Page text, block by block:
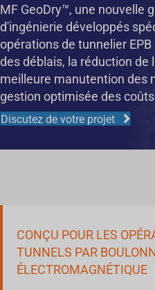
MF GeoDry™, une nouvelle
d'ingénierie développés
opérations de tunnelier
des déblais, la réduction de
meilleure manutention des
gestion optimisée des
Discutez de votre projet
CONÇU POUR LES
TUNNELS PAR
ÉLECTROMAGNÉTIQUE